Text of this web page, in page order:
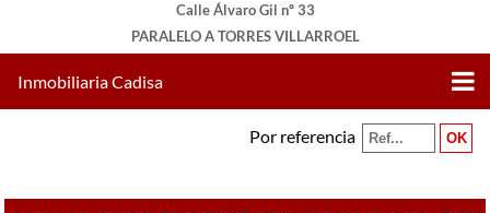
Calle Álvaro Gil nº 33
PARALELO A TORRES VILLARROEL
Inmobiliaria Cadisa
Por referencia